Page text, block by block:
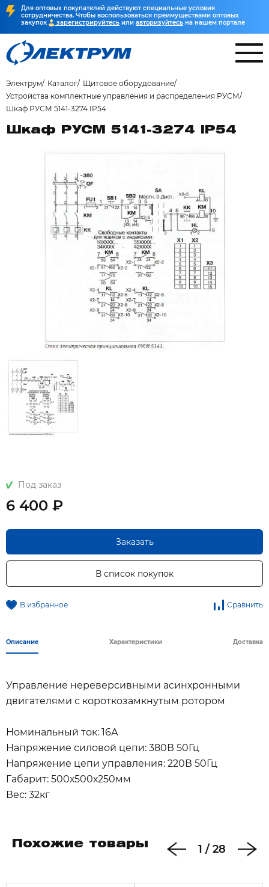
Для оптовых покупателей действуют специальные условия
сотрудничества. Чтобы воспользоваться преимуществами оптовых
закупок
зарегистрируйтесь или авторизуйтесь на нашем портале
Электрум Каталог
Щитовое оборудование
Устройства комплектные управления и распределения РУСМ
Шкаф РУСМ 5141-3274 IP54
Шкаф РУСМ 5141-3274 IP54
Под заказ
6 400 ₽
Заказать
В список покупок
В избранное Сравнить
Описание Характеристики Доставка
Управление нереверсивными асинхронными
двигателями с короткозамкнутым ротором
Номинальный ток: 16А
Напряжение силовой цепи: 380В 50Гц
Напряжение цепи управления: 220В 50Гц
Габарит: 500х500х250мм
Вес: 32кг
Похожие товары 1 / 28